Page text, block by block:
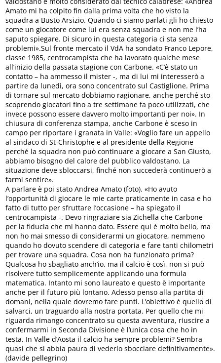
Amato mi ha colpito fin dalla prima volta che ho visto la
squadra a Busto Arsizio. Quando ci siamo parlati gli ho chiesto
come un giocatore come lui era senza squadra e non me l’ha
saputo spiegare. Di sicuro in questa categoria ci sta senza
problemi».Sul fronte mercato il VdA ha sondato Franco Lepore,
classe 1985, centrocampista che ha lavorato qualche mese
all’inizio della passata stagione con Carbone. «C’è stato un
contatto – ha ammesso il mister -, ma di lui mi interesserò a
partire da lunedì, ora sono concentrato sul Castiglione. Prima
di tornare sul mercato dobbiamo ragionare, anche perché sto
scoprendo giocatori fino a tre settimane fa poco utilizzati, che
invece possono essere davvero molto importanti per noi». In
chiusura di conferenza stampa, anche Carbone è sceso in
campo per riportare i granata in Valle: «Voglio fare un appello
al sindaco di St-Christophe e al presidente della Regione
perché la squadra non può continuare a giocare a San Giusto,
abbiamo bisogno del calore del pubblico valdostano. La
situazione deve sbloccarsi, finché non succederà continuerò a
farmi sentire».
A parlare è poi stato Andrea Amato (foto). «Ho avuto
l’opportunità di giocare le mie carte praticamente in casa e ho
fatto di tutto per sfruttare l’occasione – ha spiegato il
centrocampista -. Devo ringraziare sia Zichella che Carbone
per la fiducia che mi hanno dato. Essere qui è molto bello, ma
non ho mai smesso di considerarmi un giocatore, nemmeno
quando ho dovuto scendere di categoria e fare tanti chilometri
per trovare una squadra. Cosa non ha funzionato prima?
Qualcosa ho sbagliato anch’io, ma il calcio è così, non si può
risolvere tutto semplicemente applicando una formula
matematica. Intanto mi sono laureato e questo è importante
anche per il futuro più lontano. Adesso penso alla partita di
domani, nella quale dovremo fare punti. L’obiettivo è quello di
salvarci, un traguardo alla nostra portata. Per quello che mi
riguarda rimango concentrato su questa avventura, riuscire a
confermarmi in Seconda Divisione è l’unica cosa che ho in
testa. In Valle d’Aosta il calcio ha sempre problemi? Sembra
quasi che si abbia paura di vederlo sbocciare definitivamente».
(davide pellegrino)